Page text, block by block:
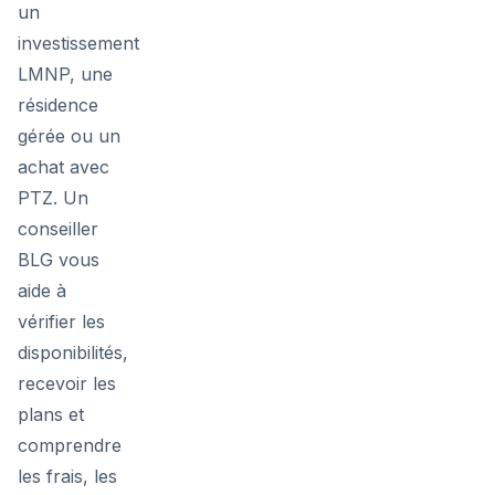
un
investissement
LMNP, une
résidence
gérée ou un
achat avec
PTZ. Un
conseiller
BLG vous
aide à
vérifier les
disponibilités,
recevoir les
plans et
comprendre
les frais, les